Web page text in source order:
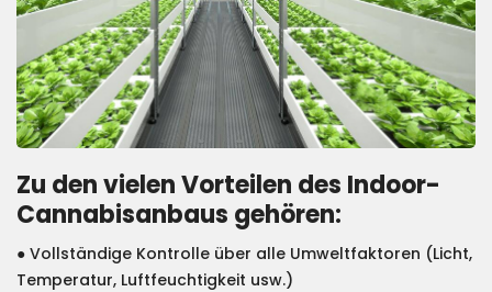
Zu den vielen Vorteilen des Indoor-
Cannabisanbaus gehören:
● Vollständige Kontrolle über alle Umweltfaktoren (Licht,
Temperatur, Luftfeuchtigkeit usw.)